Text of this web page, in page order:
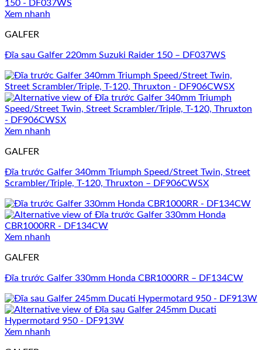
Xem nhanh
GALFER
Đĩa sau Galfer 220mm Suzuki Raider 150 – DF037WS
Xem nhanh
GALFER
Đĩa trước Galfer 340mm Triumph Speed/Street Twin, Street
Scrambler/Triple, T-120, Thruxton – DF906CWSX
Xem nhanh
GALFER
Đĩa trước Galfer 330mm Honda CBR1000RR – DF134CW
Xem nhanh